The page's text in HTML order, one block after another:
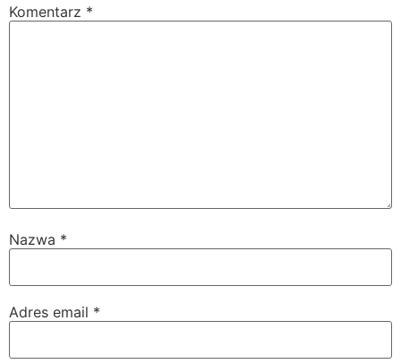
Komentarz *
Nazwa *
Adres email *